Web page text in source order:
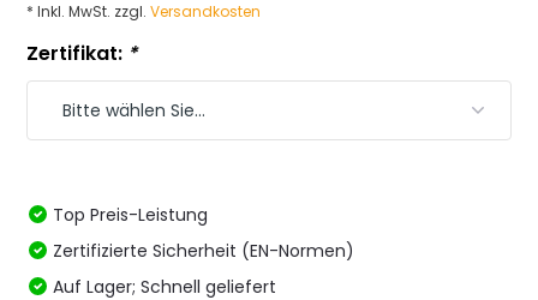
* Inkl. MwSt. zzgl.Versandkosten
Zertifikat: *
Top Preis-Leistung
Zertifizierte Sicherheit (EN-Normen)
Auf Lager; Schnell geliefert